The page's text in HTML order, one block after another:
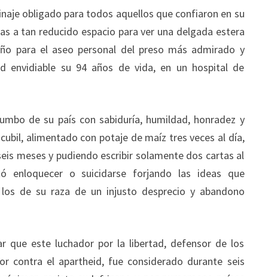
obligado para todos aquellos que confiaron en su
a tan reducido espacio para ver una delgada estera
para el aseo personal del preso más admirado y
envidiable su 94 años de vida, en un hospital de
de su país con sabiduría, humildad, honradez y
alimentado con potaje de maíz tres veces al día,
meses y pudiendo escribir solamente dos cartas al
enloquecer o suicidarse forjando las ideas que
de su raza de un injusto desprecio y abandono
que este luchador por la libertad, defensor de los
contra el apartheid, fue considerado durante seis